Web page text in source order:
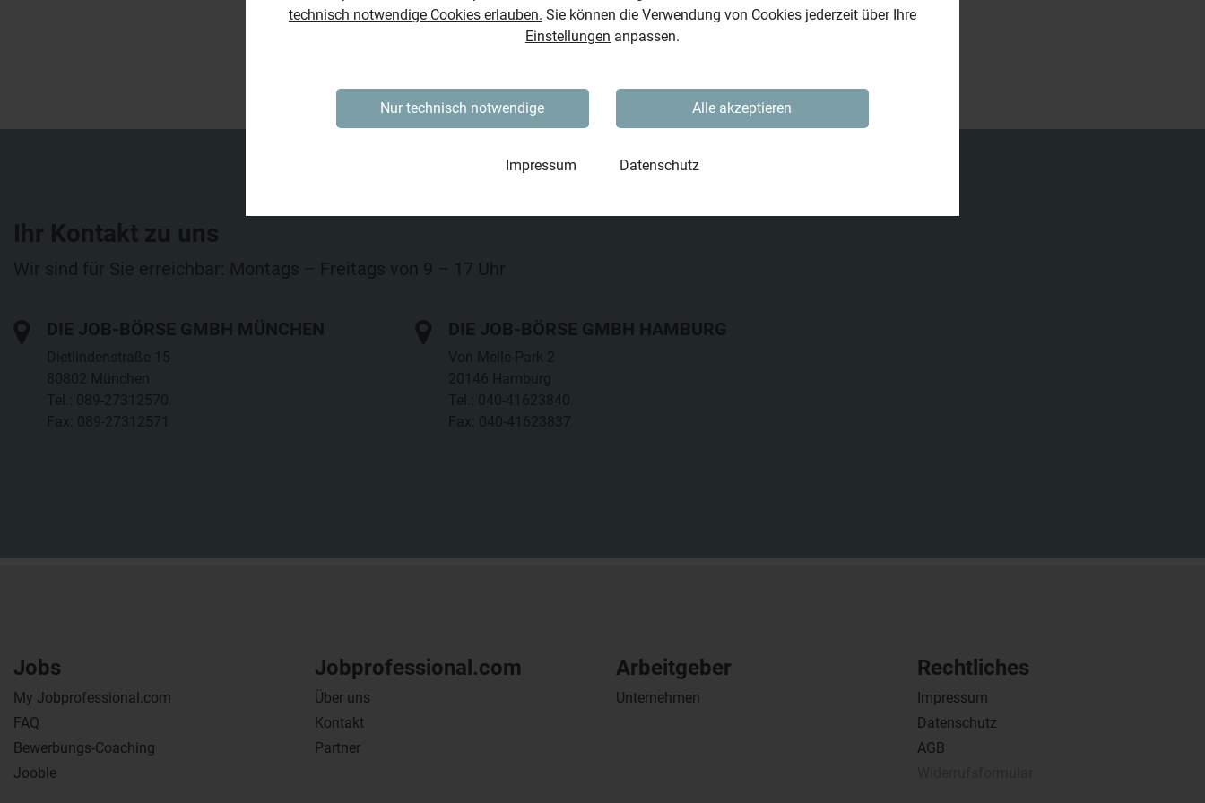
technisch notwendige Cookies erlauben. Sie können die Verwendung von Cookies jederzeit über Ihre
Einstellungen anpassen.
Nur technisch notwendige Alle akzeptieren
Impressum Datenschutz
Ihr Kontakt zu uns
Wir sind für Sie erreichbar: Montags – Freitags von 9 – 17 Uhr
DIE JOB-BÖRSE GMBH MÜNCHEN
Dietlindenstraße 15
80802 München
Tel.: 089-27312570
Fax: 089-27312571
DIE JOB-BÖRSE GMBH HAMBURG
Von Melle-Park 2
20146 Hamburg
Tel.: 040-41623840
Fax: 040-41623837
Jobs
My Jobprofessional.com
FAQ
Bewerbungs-Coaching
Jooble
Jobprofessional.com
Über uns
Kontakt
Partner
Arbeitgeber
Unternehmen
Rechtliches
Impressum
Datenschutz
AGB